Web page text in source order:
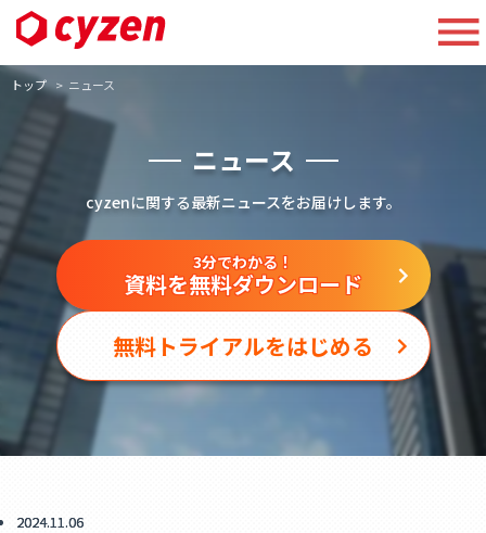
トップ ニュース
ニュース
cyzenに関する最新ニュースをお届けします。
3分でわかる！
資料を無料ダウンロード
無料トライアルをはじめる
2024.11.06